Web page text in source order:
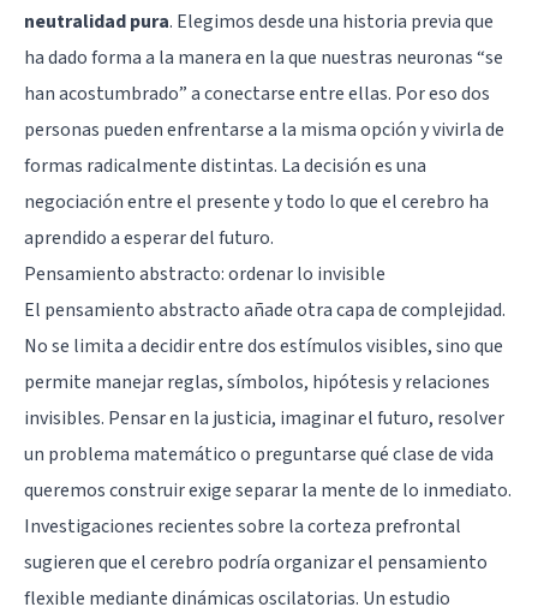
neutralidad pura. Elegimos desde una historia previa que
ha dado forma a la manera en la que nuestras neuronas “se
han acostumbrado” a conectarse entre ellas. Por eso dos
personas pueden enfrentarse a la misma opción y vivirla de
formas radicalmente distintas. La decisión es una
negociación entre el presente y todo lo que el cerebro ha
aprendido a esperar del futuro.
Pensamiento abstracto: ordenar lo invisible
El pensamiento abstracto añade otra capa de complejidad.
No se limita a decidir entre dos estímulos visibles, sino que
permite manejar reglas, símbolos, hipótesis y relaciones
invisibles. Pensar en la justicia, imaginar el futuro, resolver
un problema matemático o preguntarse qué clase de vida
queremos construir exige separar la mente de lo inmediato.
Investigaciones recientes sobre lacorteza prefrontal
sugieren que el cerebro podría organizar el pensamiento
flexible mediante dinámicas oscilatorias. Un estudio